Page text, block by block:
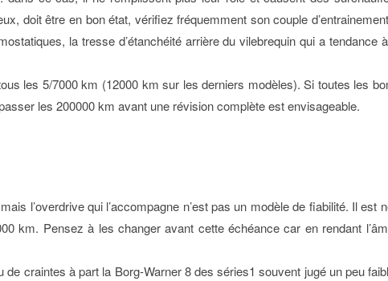
doit être en bon état, vérifiez fréquemment son couple
la tresse d’étanchéité arrière du vilebrequin qui a tendance
les 5/7000 km (12000 km sur les derniers modèles). Si toutes les
les 200000 km avant une révision complète est envisageable.
l’overdrive qui l’accompagne n’est pas un modèle de fiabilité. Il est
km. Pensez à les changer avant cette échéance car en rendant
craintes à part la Borg-Warner 8 des séries1 souvent jugé un peu